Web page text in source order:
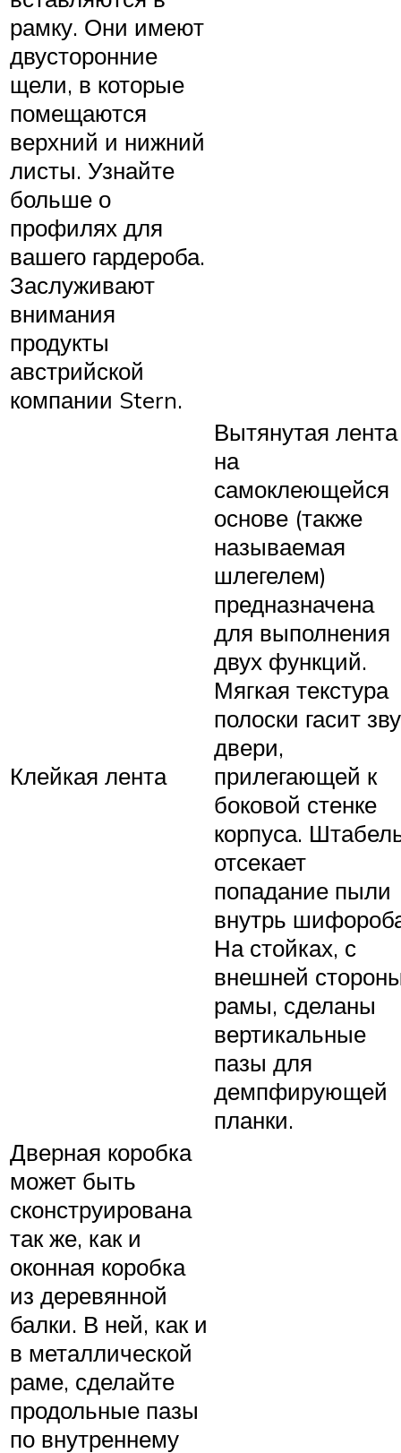
рамку. Они имеют
двусторонние
щели, в которые
помещаются
верхний и нижний
листы. Узнайте
больше о
профилях для
вашего гардероба.
Заслуживают
внимания
продукты
австрийской
компании Stern.
Клейкая лента
Вытянутая лента
на
самоклеющейся
основе (также
называемая
шлегелем)
предназначена
для выполнения
двух функций.
Мягкая текстура
полоски гасит
двери,
прилегающей к
боковой стенке
корпуса.
отсекает
попадание пыли
внутрь
На стойках, с
внешней
рамы, сделаны
вертикальные
пазы для
демпфирующей
планки.
Дверная коробка
может быть
сконструирована
так же, как и
оконная коробка
из деревянной
балки. В ней, как и
в металлической
раме, сделайте
продольные пазы
по внутреннему